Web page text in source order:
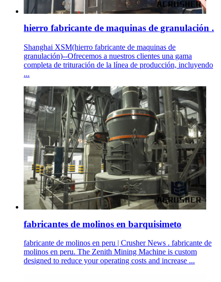
hierro fabricante de maquinas de granulación .
Shanghai XSM(hierro fabricante de maquinas de
granulación)--Ofrecemos a nuestros clientes una gama
completa de trituración de la línea de producción, incluyendo
...
fabricantes de molinos en barquisimeto
fabricante de molinos en peru | Crusher News . fabricante de
molinos en peru. The Zenith Mining Machine is custom
designed to reduce your operating costs and increase ...